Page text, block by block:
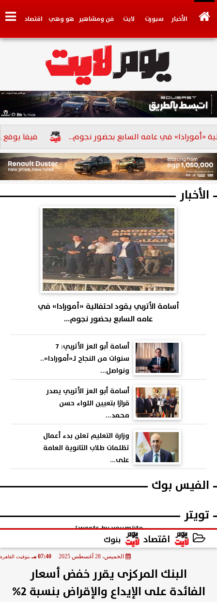
الأخبار سبورت لايت فن ومشاهير هو وهي اقتصاد
وجهات نظر فيديو سيارات
فيفا يوقع عقوبة في عامه السابع بحضور نجوم...
الأخبار
أسامة الأتربي يقود احتفالية «أمورادا» في
عامه السابع بحضور نجوم...
أسامة أبو العز الأتربي: 7
سنوات من النجاح لـ«أمورادا»..
ونواصل...
أسامة أبو العز الأتربي يصدر
قرارًا بتعيين اللواء حسن
محمد...
وزارة التعليم تعلن بدء أعمال
تظلمات طلاب الثانوية العامة
على...
الفيس بوك
تويتر
Tweets by youmlite
اقتصاد بنوك
الخميس، 28 أغسطس 2025 07:40 مـ بتوقيت القاهرة
البنك المركزى يقرر خفض أسعار
الفائدة على الإيداع والإقراض بنسبة 2%